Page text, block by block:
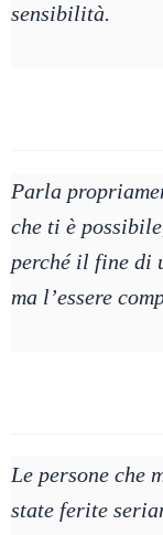
sensibilità.
Parla
che ti è
perché il fine di
ma l’essere
Le persone che
state ferite